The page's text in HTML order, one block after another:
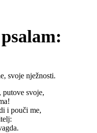
svoje nježnosti.
putove svoje,
i pouči me,